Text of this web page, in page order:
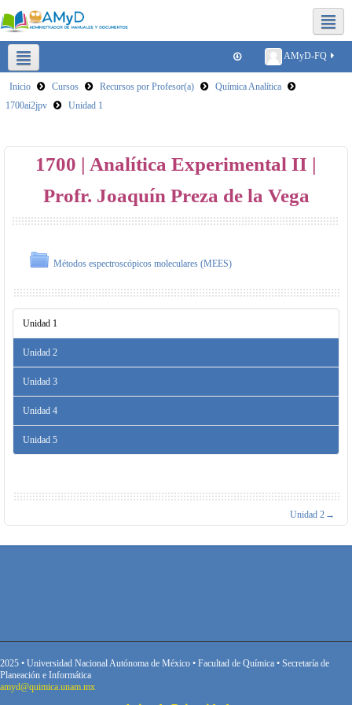
AMyD-FQ
Plataformas para clases virtuales Reducir tamaño de archivos
Inicio Cursos Recursos por Profesor(a)
Química Analítica
1700ai2jpv
Unidad 1
1700 | Analítica Experimental II |
Profr. Joaquín Preza de la Vega
Métodos espectroscópicos moleculares (MEES)
Unidad 1
Unidad 2
Unidad 3
Unidad 4
Unidad 5
Unidad 2 →
2025 • Universidad Nacional Autónoma de México • Facultad de Química • Secretaría de
Planeación e Informática
amyd@quimica.unam.mx